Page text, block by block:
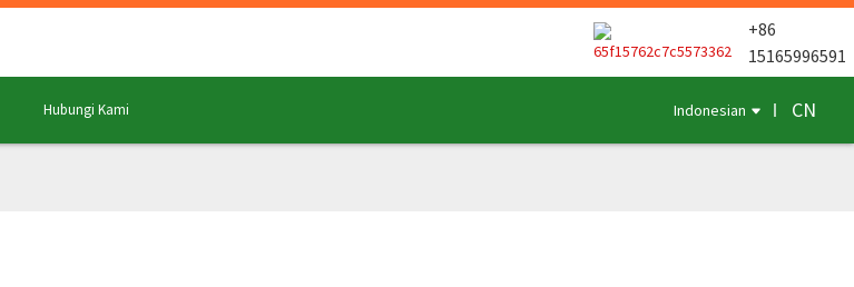
+86
15165996591
Hubungi Kami Indonesian CN